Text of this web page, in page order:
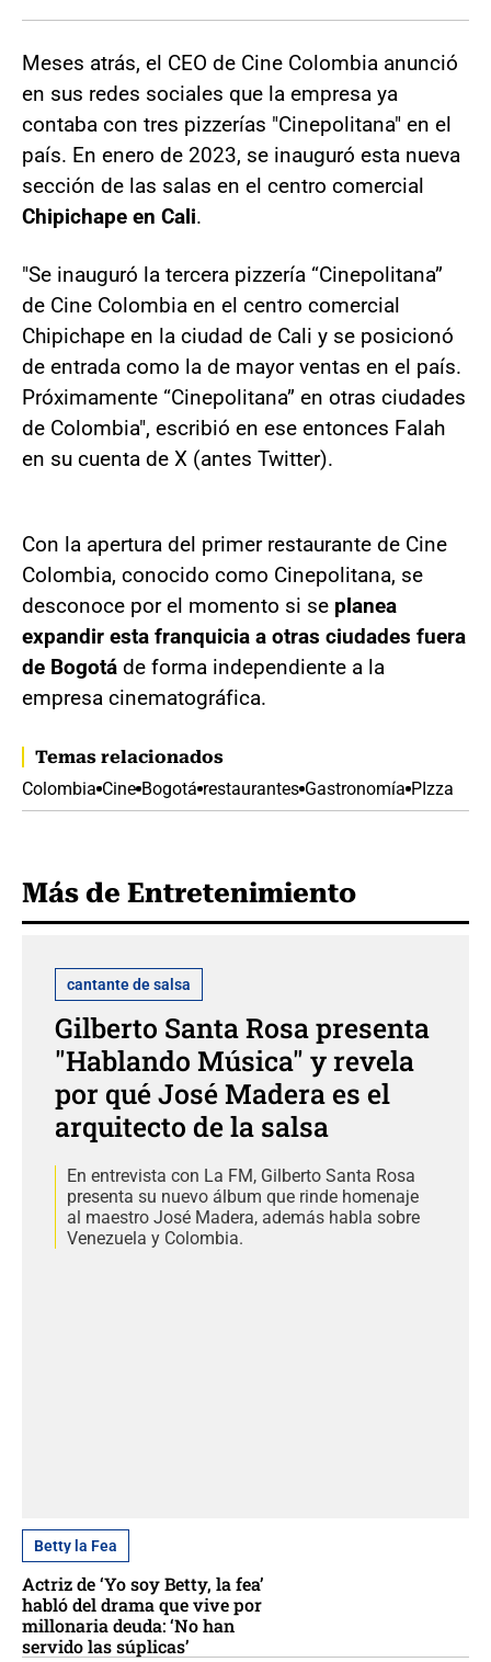
Meses atrás, el CEO de Cine Colombia anunció
en sus redes sociales que la empresa ya
contaba con tres pizzerías "Cinepolitana" en el
país. En enero de 2023, se inauguró esta nueva
sección de las salas en el centro comercial
Chipichape en Cali.
"Se inauguró la tercera pizzería “Cinepolitana”
de Cine Colombia en el centro comercial
Chipichape en la ciudad de Cali y se posicionó
de entrada como la de mayor ventas en el país.
Próximamente “Cinepolitana” en otras ciudades
de Colombia", escribió en ese entonces Falah
en su cuenta de X (antes Twitter).
Con la apertura del primer restaurante de Cine
Colombia, conocido como Cinepolitana, se
desconoce por el momento si se planea
expandir esta franquicia a otras ciudades fuera
de Bogotá de forma independiente a la
empresa cinematográfica.
Temas relacionados
Colombia Cine Bogotá restaurantes Gastronomía PIzza
Más de Entretenimiento
cantante de salsa
Gilberto Santa Rosa presenta
"Hablando Música" y revela
por qué José Madera es el
arquitecto de la salsa
En entrevista con La FM, Gilberto Santa Rosa
presenta su nuevo álbum que rinde homenaje
al maestro José Madera, además habla sobre
Venezuela y Colombia.
Betty la Fea
Actriz de ‘Yo soy Betty, la fea’
habló del drama que vive por
millonaria deuda: ‘No han
servido las súplicas’